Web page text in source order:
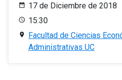
17 de Diciembre de 2018
15:30
Facultad de Ciencias
Administrativas UC